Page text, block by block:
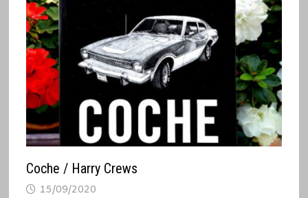
Coche / Harry Crews
15/09/2020